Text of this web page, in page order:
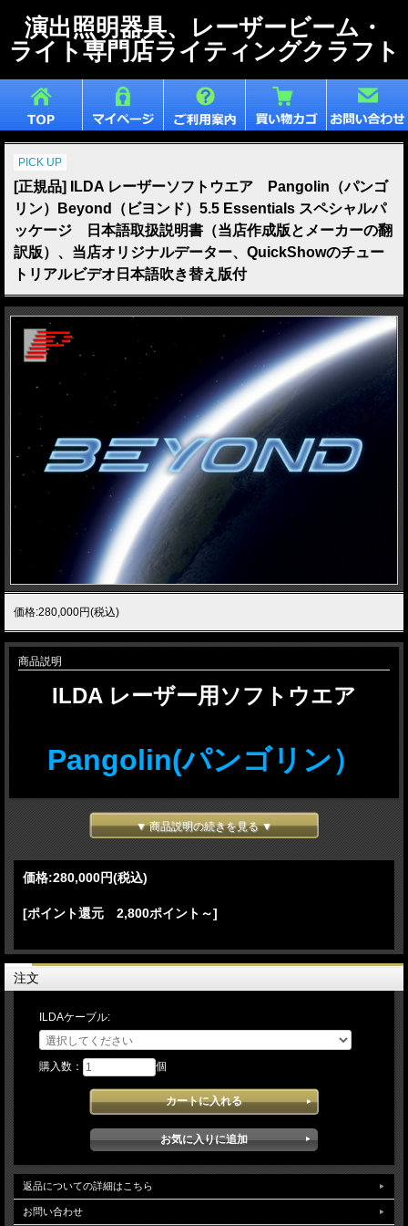
演出照明器具、レーザービーム・
ライト専門店ライティングクラフト
PICK UP
[正規品] ILDA レーザーソフトウエア Pangolin（パンゴ
リン）Beyond（ビヨンド）5.5 Essentials スペシャルパ
ッケージ 日本語取扱説明書（当店作成版とメーカーの翻
訳版）、当店オリジナルデーター、QuickShowのチュー
トリアルビデオ日本語吹き替え版付
価格:280,000円(税込)
商品説明
ILDA レーザー用ソフトウエア
Pangolin(パンゴリン）
Beyond（ビヨンド）5.5
Essentials
ILDAレーザーコントローラー(ソフト､ディバイス)
初めての方は
こちらご覧下さい。
▼ 商品説明の続きを見る ▼
価格:280,000円(税込)
[ポイント還元 2,800ポイント～]
注文
ILDAケーブル:
購入数： 個
返品についての詳細はこちら
お問い合わせ